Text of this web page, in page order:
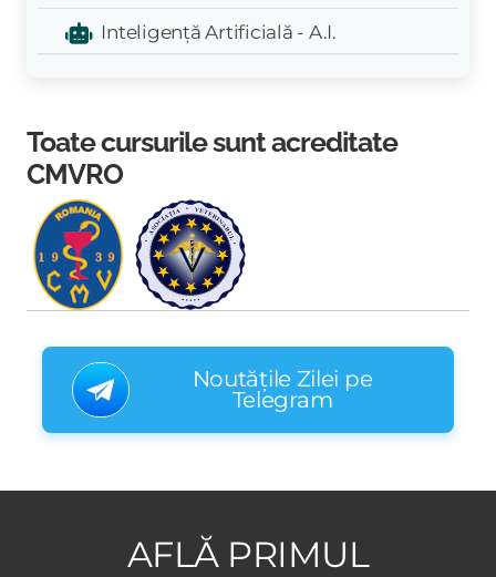
Inteligență Artificială - A.I.
Toate cursurile sunt acreditate
CMVRO
Noutățile Zilei pe
Telegram
AFLĂ PRIMUL